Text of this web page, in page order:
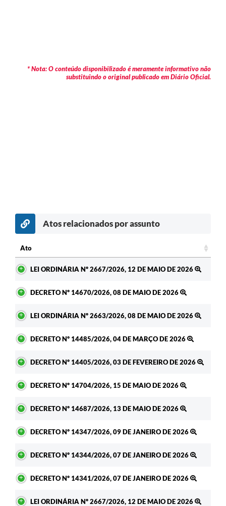
* Nota: O conteúdo disponibilizado é meramente informativo não
substituindo o original publicado em Diário Oficial.
Atos relacionados por assunto
Ato
LEI ORDINÁRIA Nº 2667/2026, 12 DE MAIO DE 2026
DECRETO Nº 14670/2026, 08 DE MAIO DE 2026
LEI ORDINÁRIA Nº 2663/2026, 08 DE MAIO DE 2026
DECRETO Nº 14485/2026, 04 DE MARÇO DE 2026
DECRETO Nº 14405/2026, 03 DE FEVEREIRO DE 2026
DECRETO Nº 14704/2026, 15 DE MAIO DE 2026
DECRETO Nº 14687/2026, 13 DE MAIO DE 2026
DECRETO Nº 14347/2026, 09 DE JANEIRO DE 2026
DECRETO Nº 14344/2026, 07 DE JANEIRO DE 2026
DECRETO Nº 14341/2026, 07 DE JANEIRO DE 2026
LEI ORDINÁRIA Nº 2667/2026, 12 DE MAIO DE 2026